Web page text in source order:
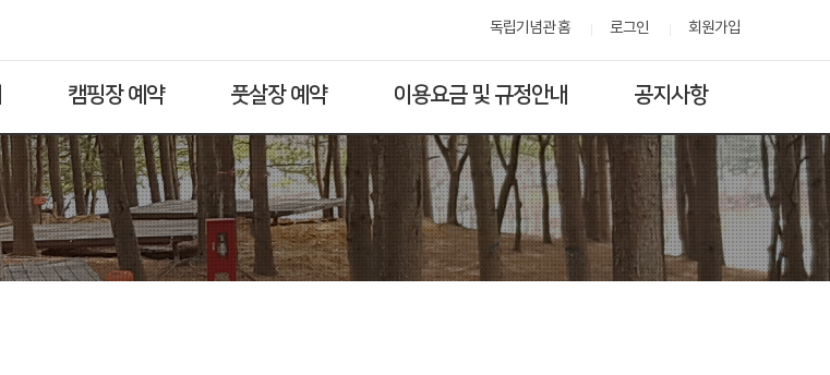
독립기념관 홈 로그인 회원가입
캠핑장 예약 풋살장 예약 이용요금 및 규정안내 공지사항